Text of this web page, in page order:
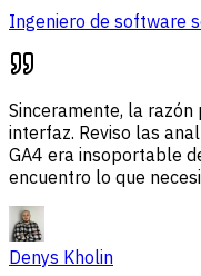
Ingeniero de software
Sinceramente, la
interfaz. Reviso las
GA4 era insoportable
encuentro lo que
Denys Kholin